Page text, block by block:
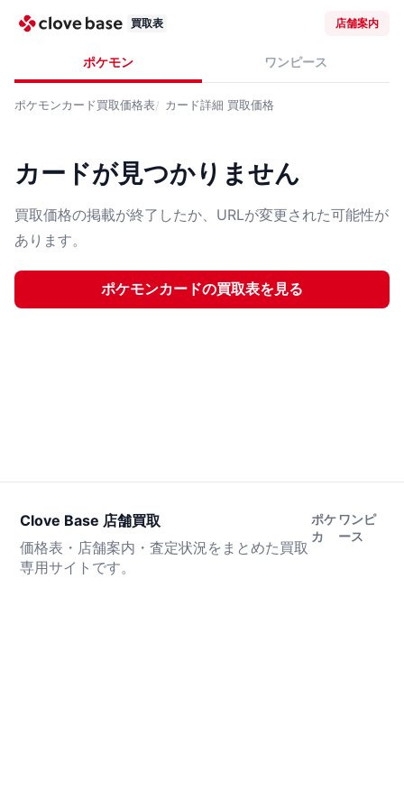
買取表 店舗案内
ポケモン ワンピース
ポケモンカード買取価格表 カード詳細 買取価格
カードが見つかりません
買取価格の掲載が終了したか、URLが変更された可能性が
あります。
ポケモンカードの買取表を見る
Clove Base 店舗買取
価格表・店舗案内・査定状況をまとめた買取
専用サイトです。
ポケ
カ
ワンピ
ース